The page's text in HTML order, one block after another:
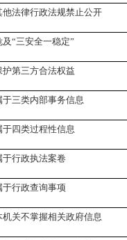
他法律行政法规禁止公开
及“三安全一稳定”
护第三方合法权益
于三类内部事务信息
于四类过程性信息
于行政执法案卷
于行政查询事项
机关不掌握相关政府信息